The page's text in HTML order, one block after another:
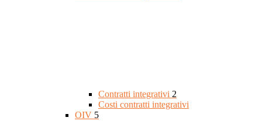
Contratti integrativi 2
Costi contratti integrativi
OIV 5